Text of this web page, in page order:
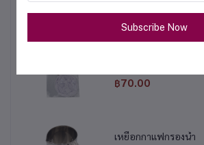
฿70.00
เหยือกกาแฟกรองน้ำ
Subscribe Now